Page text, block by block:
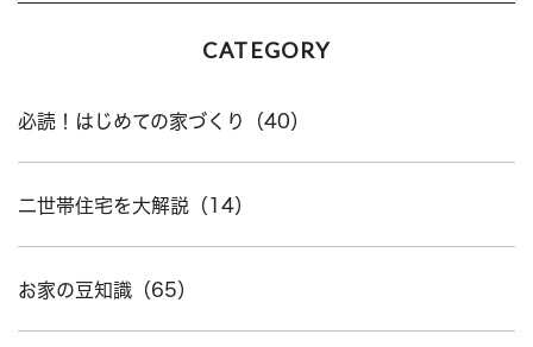
CATEGORY
必読！はじめての家づくり（40）
二世帯住宅を大解説（14）
お家の豆知識（65）